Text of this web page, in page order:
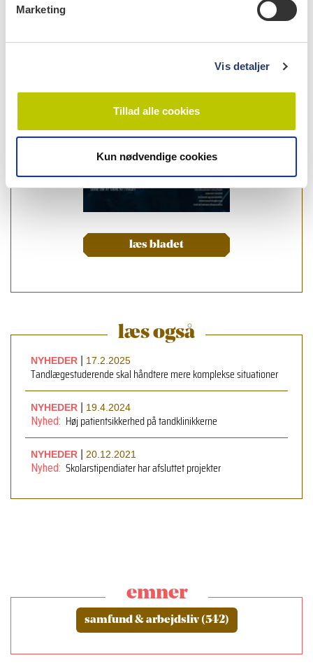
Marketing
Vis detaljer
Tillad alle cookies
Kun nødvendige cookies
læs bladet
læs også
NYHEDER 17.2.2025
Tandlægestuderende skal håndtere mere komplekse situationer
NYHEDER 19.4.2024
Nyhed: Høj patientsikkerhed på tandklinikkerne
NYHEDER 20.12.2021
Nyhed: Skolarstipendiater har afsluttet projekter
emner
samfund & arbejdsliv (542)